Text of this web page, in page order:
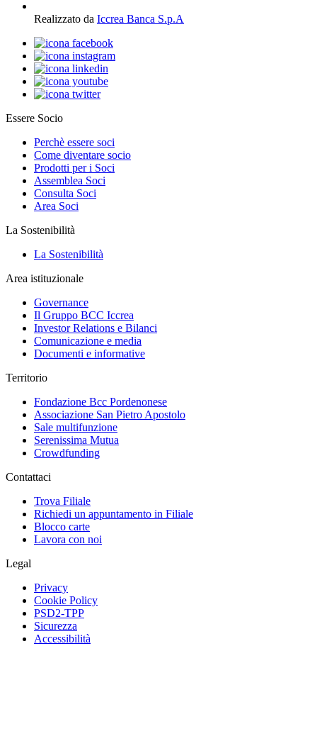
Realizzato da Iccrea Banca S.p.A
Essere Socio
Perchè essere soci
Come diventare socio
Prodotti per i Soci
Assemblea Soci
Consulta Soci
Area Soci
La Sostenibilità
La Sostenibilità
Area istituzionale
Governance
Il Gruppo BCC Iccrea
Investor Relations e Bilanci
Comunicazione e media
Documenti e informative
Territorio
Fondazione Bcc Pordenonese
Associazione San Pietro Apostolo
Sale multifunzione
Serenissima Mutua
Crowdfunding
Contattaci
Trova Filiale
Richiedi un appuntamento in Filiale
Blocco carte
Lavora con noi
Legal
Privacy
Cookie Policy
PSD2-TPP
Sicurezza
Accessibilità